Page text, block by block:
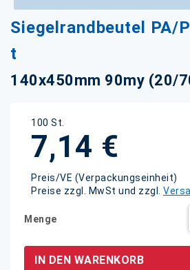
Siegelrandbeutel PA/
t
140x450mm 90my (20/
100 St.
7,14 €
Preis/VE (Verpackungseinheit)
Preise zzgl. MwSt und zzgl.
Menge
IN DEN WARENKORB
Zum
Anfang
der
Bildgalerie
springen